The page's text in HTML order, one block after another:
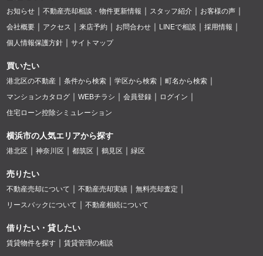
お知らせ 不動産売却相談・物件更新情報 スタッフ紹介
お客様の声
会社概要
アクセス 来店予約 お問合わせ LINEで相談
採用情報
個人情報保護方針
サイトマップ
買いたい
港北区の不動産 条件から検索 学区から検索
町名から検索
マンションカタログ
WEBチラシ 会員登録
ログイン
住宅ローン控除シミュレーション
横浜市の人気エリアから探す
港北区 神奈川区 都筑区 鶴見区 緑区
売りたい
不動産売却について 不動産売却実績
無料売却査定
リースバックについて
不動産相続について
借りたい・貸したい
賃貸物件を探す 賃貸管理の相談